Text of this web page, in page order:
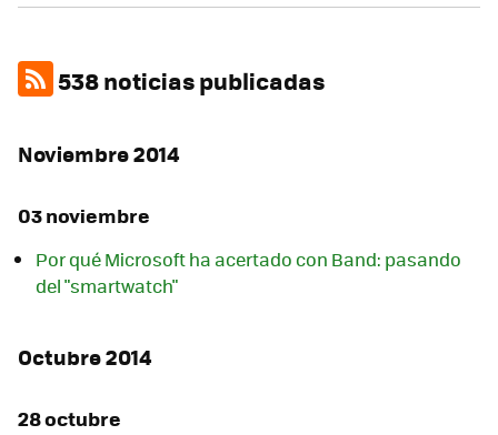
538 noticias publicadas
Noviembre 2014
03 noviembre
Por qué Microsoft ha acertado con Band: pasando
del "smartwatch"
Octubre 2014
28 octubre